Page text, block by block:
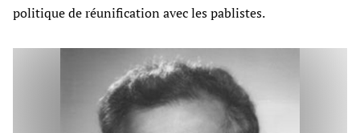
politique de réunification avec les pablistes.